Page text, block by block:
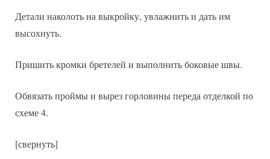
Детали наколоть на выкройку, увлажнить и дать им
высохнуть.
Пришить кромки бретелей и выполнить боковые швы.
Обвязать проймы и вырез горловины переда отделкой по
схеме 4.
[свернуть]